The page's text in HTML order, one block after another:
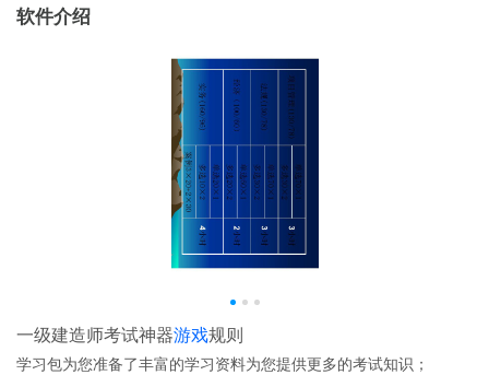
软件介绍
一级建造师考试神器游戏规则
学习包为您准备了丰富的学习资料为您提供更多的考试知识；